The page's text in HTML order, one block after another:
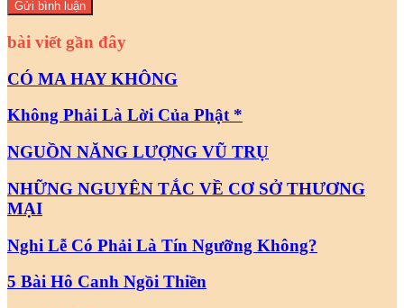
bài viết gần đây
CÓ MA HAY KHÔNG
Không Phải Là Lời Của Phật *
NGUỒN NĂNG LƯỢNG VŨ TRỤ
NHỮNG NGUYÊN TẮC VỀ CƠ SỞ THƯƠNG
MẠI
Nghi Lễ Có Phải Là Tín Ngưỡng Không?
5 Bài Hô Canh Ngồi Thiền